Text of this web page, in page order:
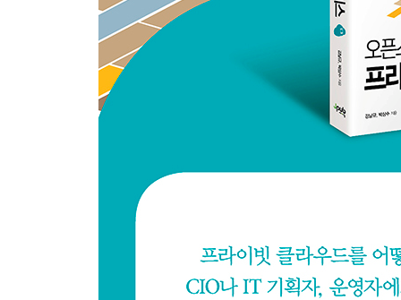
2.2 프라이빗 클라우드 서비스 기획
2.2.1 프라이빗 클라우드 서비스 정의
2.2.1.1 프라이빗 클라우드 서비스
2.2.1.2 가상 머신 서비스
2.2.1.3 스토리지 서비스
2.2.3.1 SLA의 개념
2.2.3.2 SLA 구성 요소
2.2.3.3 SLA 추진 단계
2.2.3.4 가상 머신 서비스 SLA
2.2.3.5 스토리지 서비스 SLA
2.3 프라이빗 클라우드 과금 모델